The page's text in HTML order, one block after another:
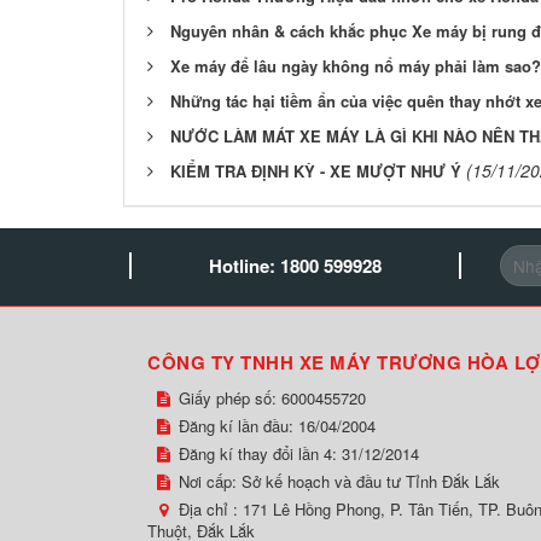
Nguyên nhân & cách khắc phục Xe máy bị rung
Xe máy để lâu ngày không nổ máy phải làm sao?
Những tác hại tiềm ẩn của việc quên thay nhớt
NƯỚC LÀM MÁT XE MÁY LÀ GÌ KHI NÀO NÊN
KIỂM TRA ĐỊNH KỲ - XE MƯỢT NHƯ Ý (15/11/
Hotline: 1800 599928
CÔNG TY TNHH XE MÁY TRƯƠNG HÒA
Giấy phép số: 6000455720
Đăng kí lần đầu: 16/04/2004
Đăng kí thay đổi lần 4: 31/12/2014
Nơi cấp: Sở kế hoạch và đầu tư Tỉnh Đắk Lắk
Địa chỉ : 171 Lê Hồng Phong, P. Tân Tiến, TP.
Thuột, Đắk Lắk